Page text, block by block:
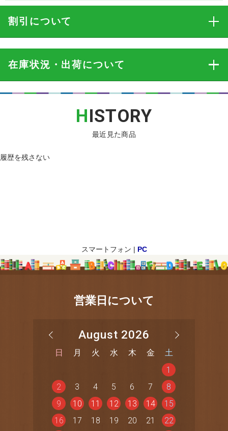
割引 について
在庫状況・出荷について
HISTORY
最近見た商品
履歴を残さない
スマートフォン | PC
営業日について
August 2026
日 月 火 水 木 金
土
1
2
3 4 5 6 7
8
9
10 11 12 13 14
15
16
17 18 19 20 21
22